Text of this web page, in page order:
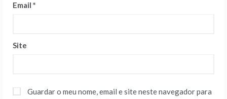
Email *
Site
Guardar o meu nome, email e site neste navegador para